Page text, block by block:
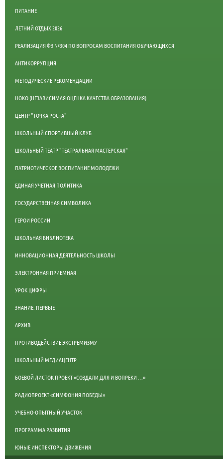
ПИТАНИЕ
ЛЕТНИЙ ОТДЫХ 2026
РЕАЛИЗАЦИЯ ФЗ №304 ПО ВОПРОСАМ ВОСПИТАНИЯ ОБУЧАЮЩИХСЯ
АНТИКОРРУПЦИЯ
МЕТОДИЧЕСКИЕ РЕКОМЕНДАЦИИ
НОКО (НЕЗАВИСИМАЯ ОЦЕНКА КАЧЕСТВА ОБРАЗОВАНИЯ)
ЦЕНТР "ТОЧКА РОСТА"
ШКОЛЬНЫЙ СПОРТИВНЫЙ КЛУБ
ШКОЛЬНЫЙ ТЕАТР "ТЕАТРАЛЬНАЯ МАСТЕРСКАЯ"
ПАТРИОТИЧЕСКОЕ ВОСПИТАНИЕ МОЛОДЕЖИ
ЕДИНАЯ УЧЕТНАЯ ПОЛИТИКА
ГОСУДАРСТВЕННАЯ СИМВОЛИКА
ГЕРОИ РОССИИ
ШКОЛЬНАЯ БИБЛИОТЕКА
ИННОВАЦИОННАЯ ДЕЯТЕЛЬНОСТЬ ШКОЛЫ
ЭЛЕКТРОННАЯ ПРИЕМНАЯ
УРОК ЦИФРЫ
ЗНАНИЕ. ПЕРВЫЕ
АРХИВ
ПРОТИВОДЕЙСТВИЕ ЭКСТРЕМИЗМУ
ШКОЛЬНЫЙ МЕДИАЦЕНТР
БОЕВОЙ ЛИСТОК ПРОЕКТ «СОЗДАЛИ ДЛЯ И ВОПРЕКИ …»
РАДИОПРОЕКТ «СИМФОНИЯ ПОБЕДЫ»
УЧЕБНО-ОПЫТНЫЙ УЧАСТОК
ПРОГРАММА РАЗВИТИЯ
ЮНЫЕ ИНСПЕКТОРЫ ДВИЖЕНИЯ